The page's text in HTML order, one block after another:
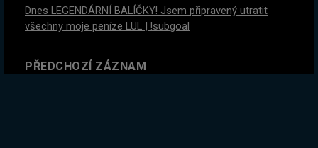
Dnes LEGENDÁRNÍ BALÍČKY! Jsem připravený utratit
všechny moje peníze LUL | !subgoal
PŘEDCHOZÍ ZÁZNAM